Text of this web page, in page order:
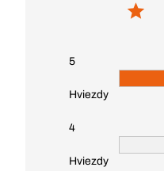
5
Hviezdy
4
Hviezdy